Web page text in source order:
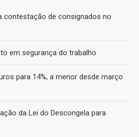
contestação de consignados no
em segurança do trabalho
para 14%, a menor desde março
da Lei do Descongela para